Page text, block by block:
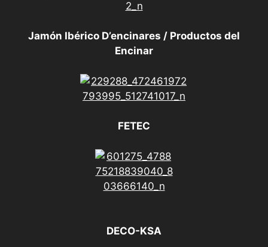
Jamón Ibérico D’encinares / Productos del
Encinar
FETEC
DECO-KSA